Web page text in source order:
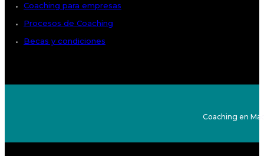
Coaching para empresas
Procesos de Coaching
Becas y condiciones
Coaching en